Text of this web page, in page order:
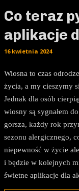
Co teraz
aplikacje
16 kwietnia 2024
Wiosna to czas
życia, a my cieszymy
Jednak dla osób
wiosny są sygnałem
gorsza, każdy rok
sezonu alergicznego,
niepewność w życie
i będzie w kolejnych
świetne aplikacje dla